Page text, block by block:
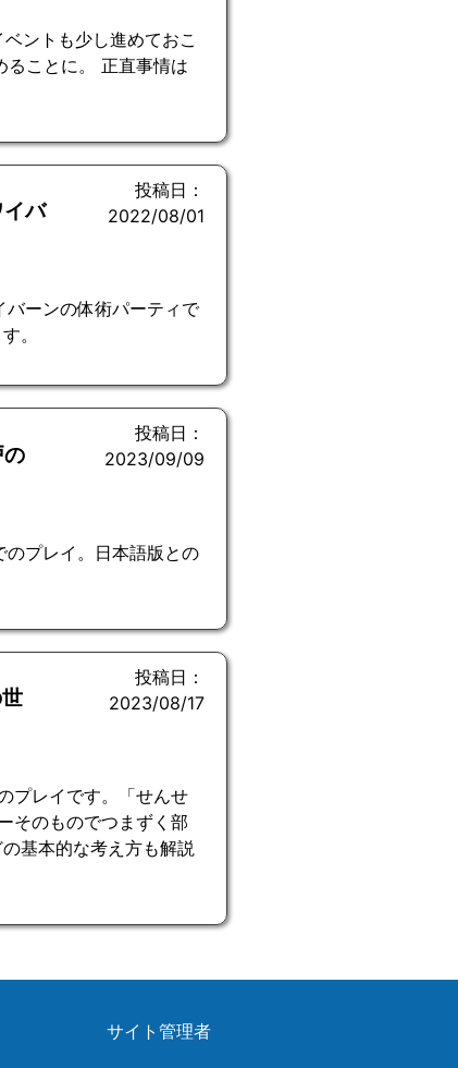
ントも少し進めておこ
ることに。 正直事情は
バ
投稿日：
2022/08/01
バーンの体術パーティで
。
投稿日：
2023/09/09
プレイ。日本語版との
投稿日：
2023/08/17
プレイです。「せんせ
そのものでつまずく部
基本的な考え方も解説
サイト管理者